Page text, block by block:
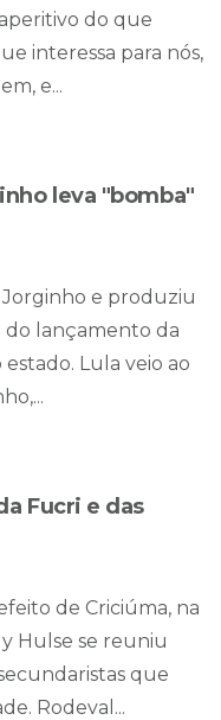
do que
interessa para nós,
e...
leva "bomba"
Jorginho e produziu
do lançamento da
Lula veio ao
Fucri e das
de Criciúma, na
Hulse se reuniu
que
Rodeval...